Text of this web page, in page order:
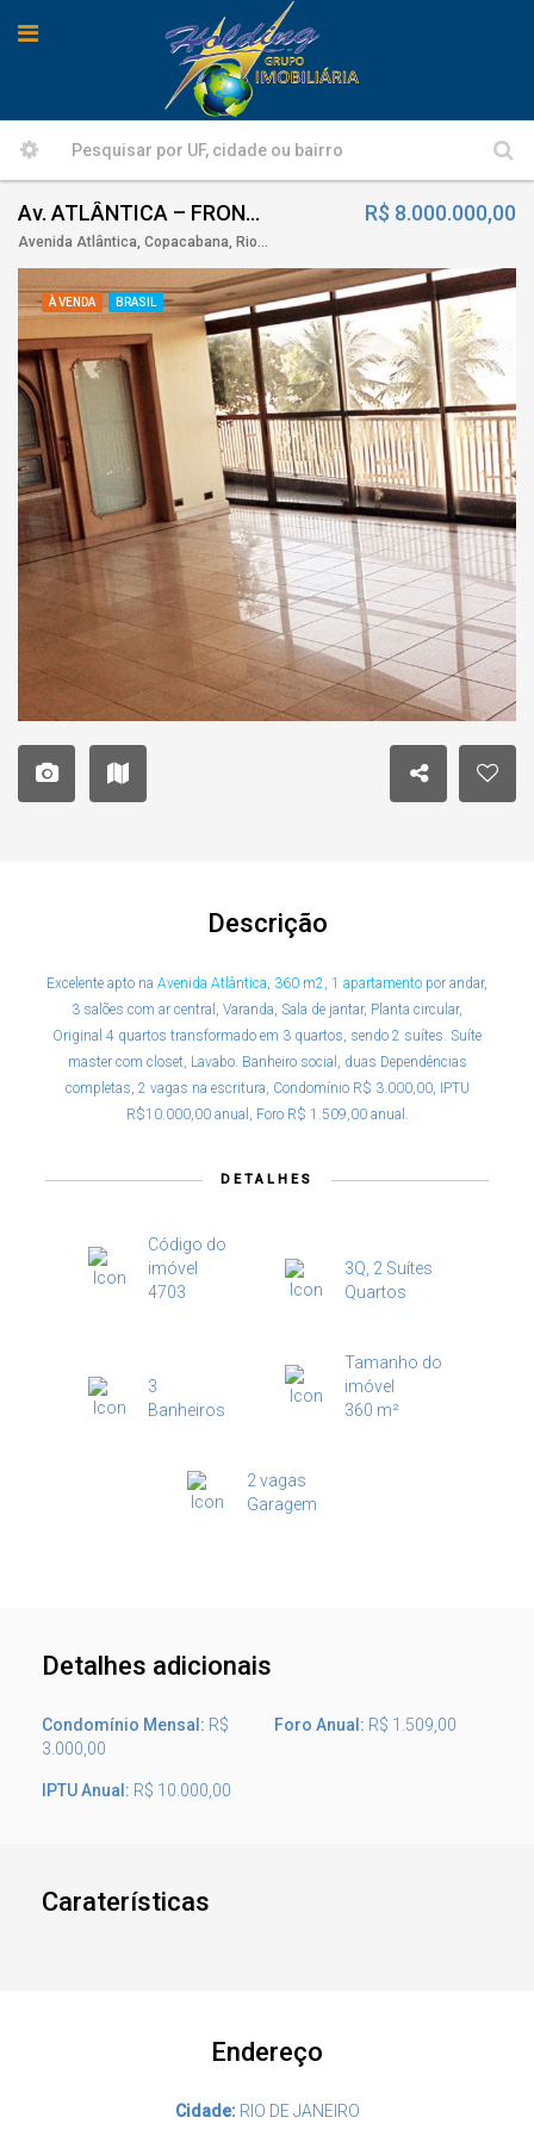
Av. ATLÂNTICA – FRONTAL MAR, RIO DE JANEIRO, RJ
Avenida Atlântica, Copacabana, Rio de Janeiro, RJ
R$ 8.000.000,00
À VENDA BRASIL
Descrição
Excelente apto na Avenida Atlântica, 360 m2, 1 apartamento por andar,
3 salões com ar central, Varanda, Sala de jantar, Planta circular,
Original 4 quartos transformado em 3 quartos, sendo 2 suítes. Suíte
master com closet, Lavabo. Banheiro social, duas Dependências
completas, 2 vagas na escritura, Condomínio R$ 3.000,00, IPTU
R$10.000,00 anual, Foro R$ 1.509,00 anual.
DETALHES
Código do
imóvel
4703
3Q, 2 Suítes
Quartos
3
Banheiros
Tamanho do
imóvel
360 m²
2 vagas
Garagem
Detalhes adicionais
Condomínio Mensal: R$
3.000,00
IPTU Anual: R$ 10.000,00
Foro Anual: R$ 1.509,00
Caraterísticas
Endereço
Cidade:RIO DE JANEIRO